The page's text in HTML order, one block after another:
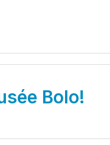
Bolo!